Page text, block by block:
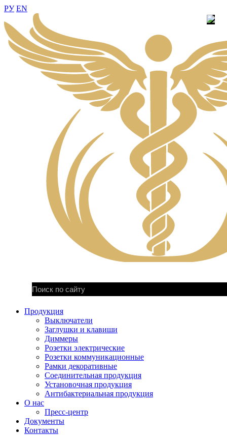
РУ EN
Продукция
Выключатели
Заглушки и клавиши
Диммеры
Розетки электрические
Розетки коммуникационные
Рамки декоративные
Соединительная продукция
Установочная продукция
Антибактериальная продукция
О нас
Пресс-центр
Документы
Контакты